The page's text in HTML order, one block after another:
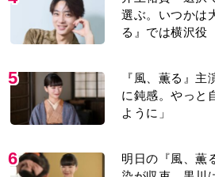
5
『風、薫る』主
ように」
6
明日の『風、薫
る＜ネタバレあ